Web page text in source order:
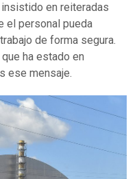
insistido en reiteradas
el personal pueda
de forma segura.
ha estado en
ese mensaje.